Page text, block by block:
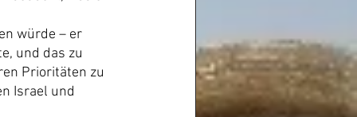
würde – er
und das zu
Prioritäten zu
Israel und